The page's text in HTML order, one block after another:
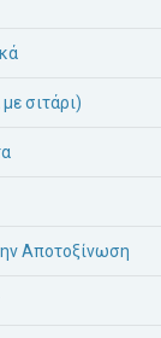
σιτάρι)
Αποτοξίνωση